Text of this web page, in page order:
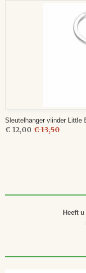
Sleutelhanger vlinder Little
€ 12,00 € 13,50
Heeft